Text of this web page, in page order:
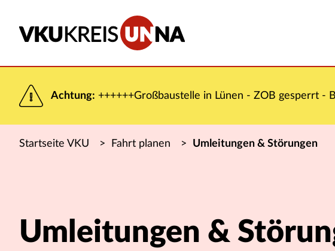
Achtung: ++++++Großbaustelle in Lünen - ZOB gesperrt -
Startseite VKU > Fahrt planen > Umleitungen & Störungen
Umleitungen &